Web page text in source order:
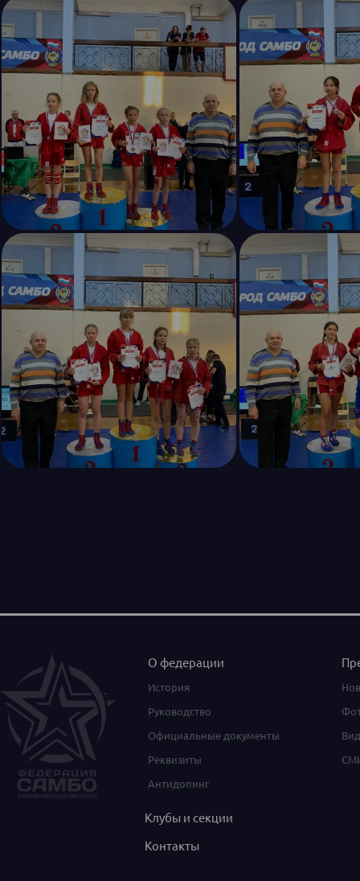
О федерации
История
Руководство
Официальные документы
Реквизиты
Антидопинг
Клубы и секции
Контакты